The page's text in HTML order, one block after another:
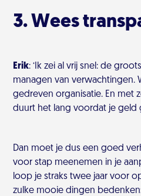
3. Wees
Erik: ‘Ik zei al vrij snel: de
managen van verwachtingen.
gedreven organisatie. En met
duurt het lang voordat je geld
Dan moet je dus een goed
voor stap meenemen in je
loop je straks twee jaar voor
zulke mooie dingen